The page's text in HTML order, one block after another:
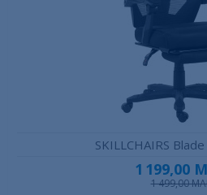
SKILLCHAIRS
1 199,00
1 499,00